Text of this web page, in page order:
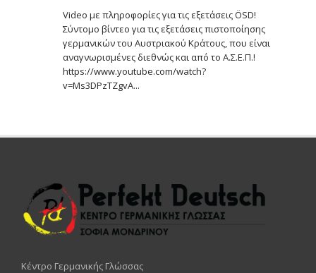
Video με πληροφορίες για τις εξετάσεις ÖSD!
Σύντομο βίντεο για τις εξετάσεις πιστοποίησης
γερμανικών του Αυστριακού Κράτους, που είναι
αναγνωρισμένες διεθνώς και από το Α.Σ.Ε.Π.!
https://www.youtube.com/watch?
v=Ms3DPzTZgvA...
Κέντρο Γερμανικής Γλώσσας